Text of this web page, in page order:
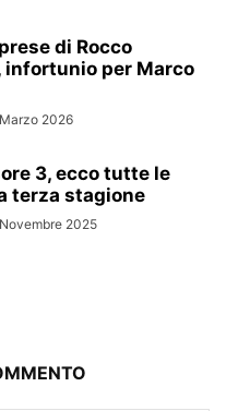
di Rocco
infortunio per Marco
2026
3, ecco tutte le
terza stagione
2025